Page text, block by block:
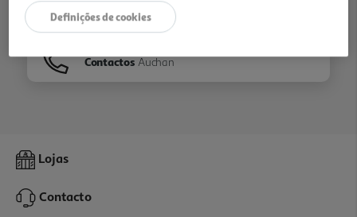
Folhetos
Contactos Auchan
Lojas
Contacto
Definições de cookies